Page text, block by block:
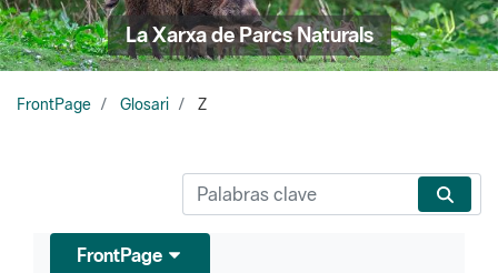
La Xarxa de Parcs Naturals
FrontPage Glosari Z
FrontPage